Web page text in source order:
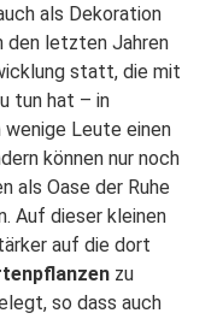
als Dekoration
den letzten Jahren
statt, die mit
tun hat – in
Leute einen
können nur noch
als Oase der Ruhe
Auf dieser kleinen
auf die dort
zu
so dass auch